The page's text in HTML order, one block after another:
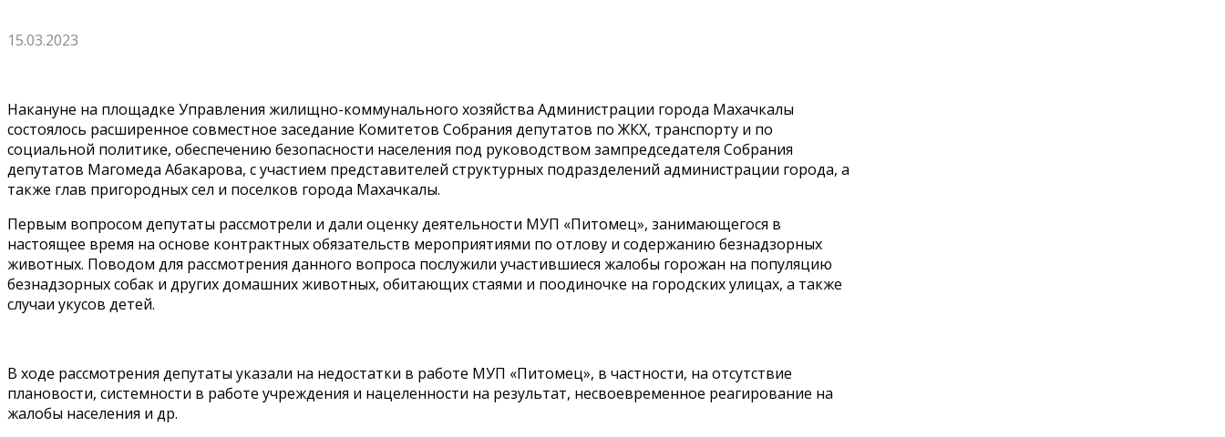
15.03.2023
Накануне на площадке Управления жилищно-коммунального хозяйства Администрации города Махачкалы
состоялось расширенное совместное заседание Комитетов Собрания депутатов по ЖКХ, транспорту и по
социальной политике, обеспечению безопасности населения под руководством зампредседателя Собрания
депутатов Магомеда Абакарова, с участием представителей структурных подразделений администрации города, а
также глав пригородных сел и поселков города Махачкалы.
Первым вопросом депутаты рассмотрели и дали оценку деятельности МУП «Питомец», занимающегося в
настоящее время на основе контрактных обязательств мероприятиями по отлову и содержанию безнадзорных
животных. Поводом для рассмотрения данного вопроса послужили участившиеся жалобы горожан на популяцию
безнадзорных собак и других домашних животных, обитающих стаями и поодиночке на городских улицах, а также
случаи укусов детей.
В ходе рассмотрения депутаты указали на недостатки в работе МУП «Питомец», в частности, на отсутствие
плановости, системности в работе учреждения и нацеленности на результат, несвоевременное реагирование на
жалобы населения и др.